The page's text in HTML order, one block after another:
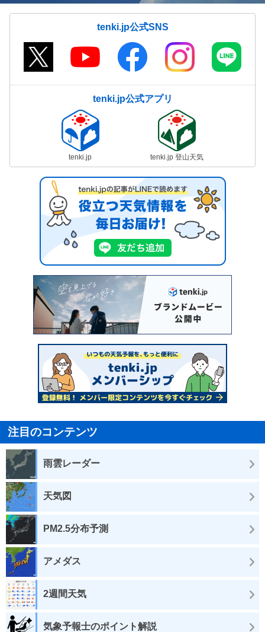
tenki.jp公式SNS
tenki.jp公式アプリ
tenki.jp tenki.jp 登山天気
注目のコンテンツ
雨雲レーダー
天気図
PM2.5分布予測
アメダス
2週間天気
気象予報士のポイント解説